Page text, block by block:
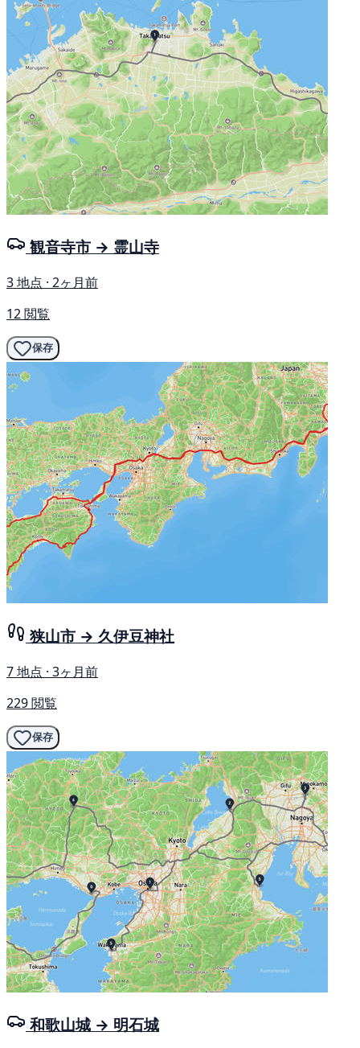
観音寺市 → 霊山寺
3 地点 · 2ヶ月前
12 閲覧
保存
狭山市 → 久伊豆神社
7 地点 · 3ヶ月前
229 閲覧
保存
和歌山城 → 明石城